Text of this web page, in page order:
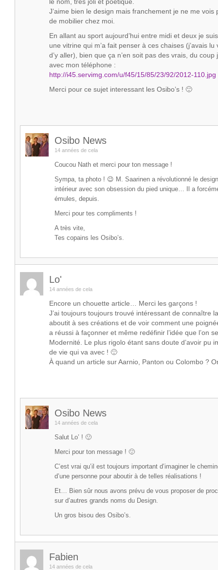
le nom, très joli et poétique.
J’aime bien le design mais franchement je ne me vois
de mobilier chez moi.
En allant au sport aujourd’hui entre midi et deux je
une vitrine qui m’a fait penser à ces chaises (j’avais
d’y aller), bien que ça n’en soit pas des vrais, du coup
avec mon téléphone :
http://i45.servimg.com/u/f45/15/85/23/92/2012-110.jpg
Merci pour ce sujet interessant les Osibo’s ! 🙂
Osibo News
14 années de cela
Coucou Nath et merci pour ton message !
Sympa, ta photo ! 😉 M. Saarinen a révolutionné le
intérieur avec son obsession du pied unique… Il a
émules, depuis.
Merci pour tes compliments !
A très vite,
Tes copains les Osibo’s.
Lo'
14 années de cela
Encore un chouette article… Merci les garçons !
J’ai toujours toujours trouvé intéressant de connaître
aboutit à ses créations et de voir comment une
a réussi à façonner et même redéfinir l’idée que l’on
Modernité. Le plus rigolo étant sans doute d’avoir pu
de vie qui va avec ! 🙂
À quand un article sur Aarnio, Panton ou Colombo ?
Osibo News
14 années de cela
Salut Lo’ ! 🙂
Merci pour ton message ! 🙂
C’est vrai qu’il est toujours important d’imaginer le
d’une personne pour aboutir à de telles réalisations !
Et… Bien sûr nous avons prévu de vous proposer de
sur d’autres grands noms du Design.
Un gros bisou des Osibo’s.
Fabien
14 années de cela